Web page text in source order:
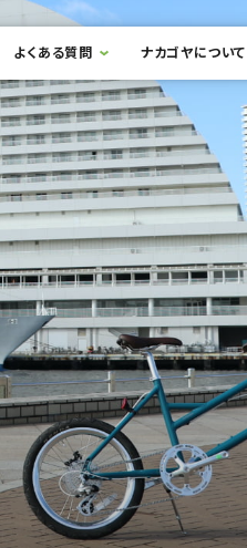
よくある質問 ナカゴヤについて